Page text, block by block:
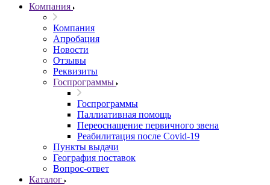
Компания
Компания
Апробация
Новости
Отзывы
Реквизиты
Госпрограммы
Госпрограммы
Паллиативная помощь
Переоснащение первичного звена
Реабилитация после Covid-19
Пункты выдачи
География поставок
Вопрос-ответ
Каталог